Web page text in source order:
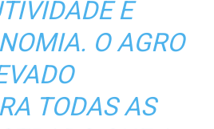
E
O AGRO
TODAS AS